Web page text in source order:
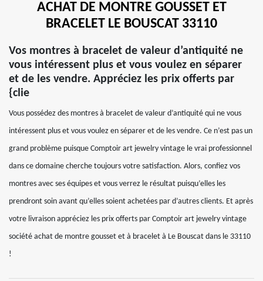
ACHAT DE MONTRE GOUSSET ET
BRACELET LE BOUSCAT 33110
Vos montres à bracelet de valeur d’antiquité ne
vous intéressent plus et vous voulez en séparer
et de les vendre. Appréciez les prix offerts par
{clie
Vous possédez des montres à bracelet de valeur d’antiquité qui ne vous
intéressent plus et vous voulez en séparer et de les vendre. Ce n’est pas un
grand problème puisque Comptoir art jewelry vintage le vrai professionnel
dans ce domaine cherche toujours votre satisfaction. Alors, confiez vos
montres avec ses équipes et vous verrez le résultat puisqu’elles les
prendront soin avant qu’elles soient achetées par d’autres clients. Et après
votre livraison appréciez les prix offerts par Comptoir art jewelry vintage
société achat de montre gousset et à bracelet à Le Bouscat dans le 33110
!